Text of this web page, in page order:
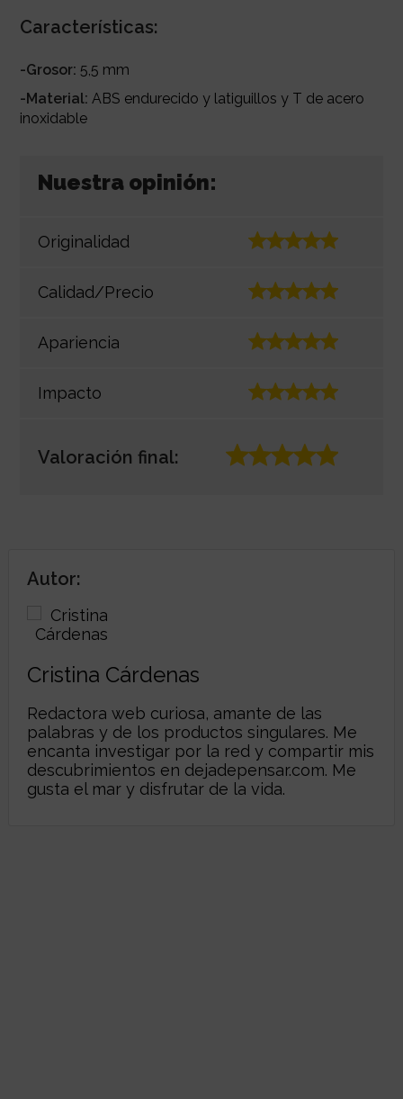
Características:
-Grosor: 5,5 mm
-Material: ABS endurecido y latiguillos y T de acero
inoxidable
Nuestra opinión:
Originalidad
Calidad/Precio
Apariencia
Impacto
Valoración final:
Autor:
Cristina Cárdenas
Redactora web curiosa, amante de las
palabras y de los productos singulares. Me
encanta investigar por la red y compartir mis
descubrimientos en dejadepensar.com. Me
gusta el mar y disfrutar de la vida.